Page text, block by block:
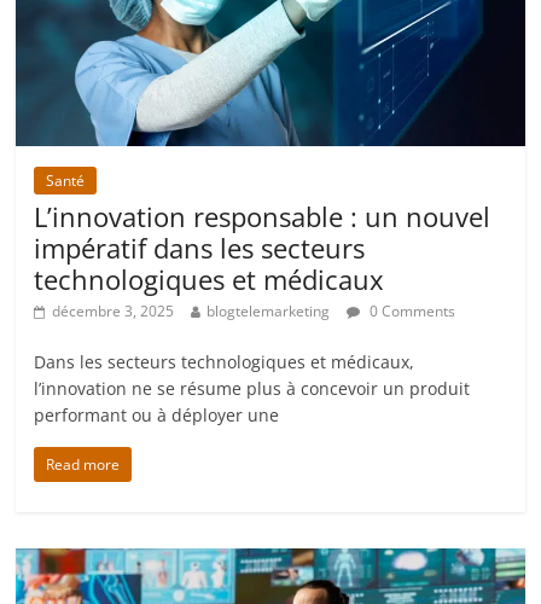
Santé
L’innovation responsable : un nouvel
impératif dans les secteurs
technologiques et médicaux
décembre 3, 2025 blogtelemarketing 0 Comments
Dans les secteurs technologiques et médicaux,
l’innovation ne se résume plus à concevoir un produit
performant ou à déployer une
Read more